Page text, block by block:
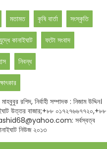
মতামত কৃষি বার্তা সংস্কৃতি
কানাইঘাট ফটো সংবাদ
নিবন্ধ
রশিদ, নির্বাহী সম্পাদক : নিজাম উদ্দিন।
উত্তর বাজার;+৮৮ ০১৭২৭৬৬৭৭২০,+৮৮
সর্বস্বত্ব
নিউজ ২০১৩